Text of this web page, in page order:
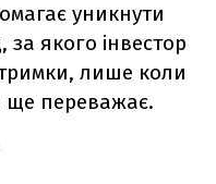
уникнути
за якого інвестор
лише коли
ще переважає.